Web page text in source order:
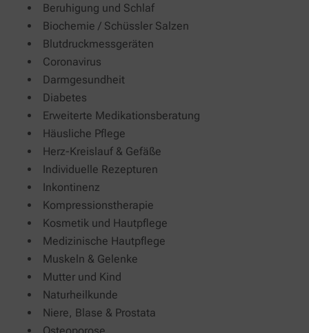
Beruhigung und Schlaf
Biochemie / Schüssler Salzen
Blutdruckmessgeräten
Coronavirus
Darmgesundheit
Diabetes
Erweiterte Medikationsberatung
Häusliche Pflege
Herz-Kreislauf & Gefäße
Individuelle Rezepturen
Inkontinenz
Kompressionstherapie
Kosmetik und Hautpflege
Medizinische Hautpflege
Muskeln & Gelenke
Mutter und Kind
Naturheilkunde
Niere, Blase & Prostata